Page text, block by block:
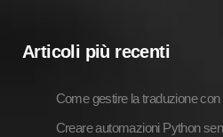
Articoli più recenti
Come gestire la traduzione
Creare automazioni Python